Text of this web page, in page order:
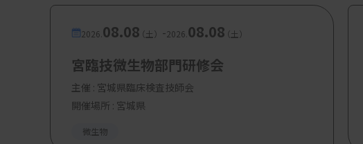
2026. 08.08（土） -2026. 08.08（土）
宮臨技微生物部門研修会
主催 : 宮城県臨床検査技師会
開催場所 : 宮城県
微生物